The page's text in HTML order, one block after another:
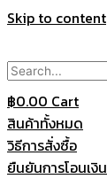
Skip to content
฿0.00 Cart
สินค้าทั้งหมด
วิธีการสั่งซื้อ
ยืนยันการโอนเงิน